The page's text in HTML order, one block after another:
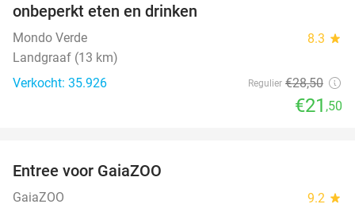
onbeperkt eten en drinken
Mondo Verde 8.3 star
Landgraaf (13 km)
Verkocht: 35.926
Regulier €28,50
€21 ,50
Entree voor GaiaZOO
GaiaZOO 9.2 star